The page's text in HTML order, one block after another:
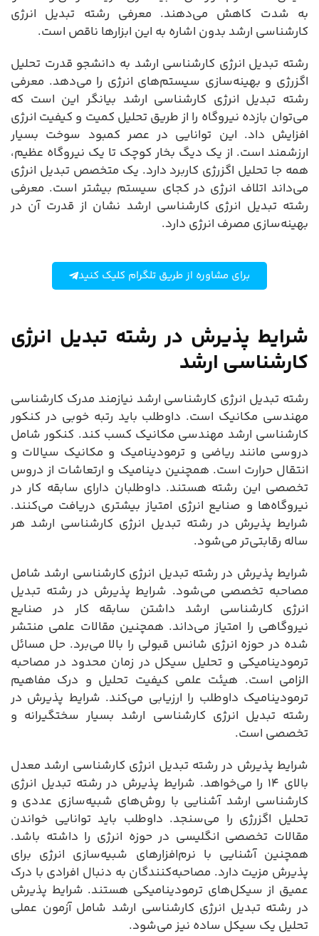
به شدت کاهش می‌دهند. معرفی رشته تبدیل انرژی
کارشناسی ارشد بدون اشاره به این ابزارها ناقص است.
رشته تبدیل انرژی کارشناسی ارشد به دانشجو قدرت تحلیل
اگزرژی و بهینه‌سازی سیستم‌های انرژی را می‌دهد. معرفی
رشته تبدیل انرژی کارشناسی ارشد بیانگر این است که
می‌توان بازده نیروگاه را از طریق تحلیل کمیت و کیفیت انرژی
افزایش داد. این توانایی در عصر کمبود سوخت بسیار
ارزشمند است. از یک دیگ بخار کوچک تا یک نیروگاه عظیم،
همه جا تحلیل اگزرژی کاربرد دارد. یک متخصص تبدیل انرژی
می‌داند اتلاف انرژی در کجای سیستم بیشتر است. معرفی
رشته تبدیل انرژی کارشناسی ارشد نشان از قدرت آن در
بهینه‌سازی مصرف انرژی دارد.
برای مشاوره از طریق تلگرام کلیک کنید
شرایط پذیرش در رشته تبدیل انرژی
کارشناسی ارشد
رشته تبدیل انرژی کارشناسی ارشد نیازمند مدرک کارشناسی
مهندسی مکانیک است. داوطلب باید رتبه خوبی در کنکور
کارشناسی ارشد مهندسی مکانیک کسب کند. کنکور شامل
دروسی مانند ریاضی و ترمودینامیک و مکانیک سیالات و
انتقال حرارت است. همچنین دینامیک و ارتعاشات از دروس
تخصصی این رشته هستند. داوطلبان دارای سابقه کار در
نیروگاه‌ها و صنایع انرژی امتیاز بیشتری دریافت می‌کنند.
شرایط پذیرش در رشته تبدیل انرژی کارشناسی ارشد هر
ساله رقابتی‌تر می‌شود.
شرایط پذیرش در رشته تبدیل انرژی کارشناسی ارشد شامل
مصاحبه تخصصی می‌شود. شرایط پذیرش در رشته تبدیل
انرژی کارشناسی ارشد داشتن سابقه کار در صنایع
نیروگاهی را امتیاز می‌داند. همچنین مقالات علمی منتشر
شده در حوزه انرژی شانس قبولی را بالا می‌برد. حل مسائل
ترمودینامیکی و تحلیل سیکل در زمان محدود در مصاحبه
الزامی است. هیئت علمی کیفیت تحلیل و درک مفاهیم
ترمودینامیک داوطلب را ارزیابی می‌کند. شرایط پذیرش در
رشته تبدیل انرژی کارشناسی ارشد بسیار سختگیرانه و
تخصصی است.
شرایط پذیرش در رشته تبدیل انرژی کارشناسی ارشد معدل
بالای ۱۴ را می‌خواهد. شرایط پذیرش در رشته تبدیل انرژی
کارشناسی ارشد آشنایی با روش‌های شبیه‌سازی عددی و
تحلیل اگزرژی را می‌سنجد. داوطلب باید توانایی خواندن
مقالات تخصصی انگلیسی در حوزه انرژی را داشته باشد.
همچنین آشنایی با نرم‌افزارهای شبیه‌سازی انرژی برای
پذیرش مزیت دارد. مصاحبه‌کنندگان به دنبال افرادی با درک
عمیق از سیکل‌های ترمودینامیکی هستند. شرایط پذیرش
در رشته تبدیل انرژی کارشناسی ارشد شامل آزمون عملی
تحلیل یک سیکل ساده نیز می‌شود.